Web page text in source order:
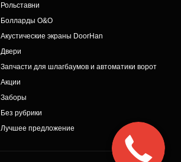
Рольставни
Болларды O&O
Акустические экраны DoorHan
Двери
Запчасти для шлагбаумов и автоматики ворот
Акции
Заборы
Без рубрики
Лучшее предложение
Закажите
звонок